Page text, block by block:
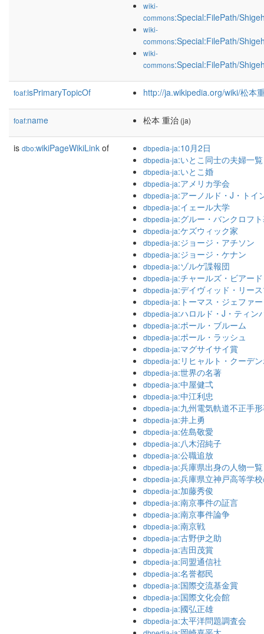
wiki-
commons:Special:FilePath/
wiki-
commons:Special:FilePath/
wiki-
commons:Special:FilePath/
foaf:isPrimaryTopicOf http://ja.wikipedia.org/wiki/松本
foaf:name 松本 重治 (ja)
is dbo:wikiPageWikiLink of dbpedia-ja:10月2日
dbpedia-ja:いとこ同士の夫婦一覧
dbpedia-ja:いとこ婚
dbpedia-ja:アメリカ学会
dbpedia-ja:アーノルド・J・トイ
dbpedia-ja:イェール大学
dbpedia-ja:グルー・バンクロフ
dbpedia-ja:ケズウィック家
dbpedia-ja:ジョージ・アチソン
dbpedia-ja:ジョージ・ケナン
dbpedia-ja:ゾルゲ諜報団
dbpedia-ja:チャールズ・ビアード
dbpedia-ja:デイヴィッド・リー
dbpedia-ja:トーマス・ジェファ
dbpedia-ja:ハロルド・J・ティン
dbpedia-ja:ポール・ブルーム
dbpedia-ja:ポール・ラッシュ
dbpedia-ja:マグサイサイ賞
dbpedia-ja:リヒャルト・クーデ
dbpedia-ja:世界の名著
dbpedia-ja:中屋健弌
dbpedia-ja:中江利忠
dbpedia-ja:九州電気軌道不正手
dbpedia-ja:井上勇
dbpedia-ja:佐島敬愛
dbpedia-ja:八木沼純子
dbpedia-ja:公職追放
dbpedia-ja:兵庫県出身の人物一覧
dbpedia-ja:兵庫県立神戸高等学
dbpedia-ja:加藤秀俊
dbpedia-ja:南京事件の証言
dbpedia-ja:南京事件論争
dbpedia-ja:南京戦
dbpedia-ja:古野伊之助
dbpedia-ja:吉田茂賞
dbpedia-ja:同盟通信社
dbpedia-ja:名誉都民
dbpedia-ja:国際交流基金賞
dbpedia-ja:国際文化会館
dbpedia-ja:國弘正雄
dbpedia-ja:太平洋問題調査会